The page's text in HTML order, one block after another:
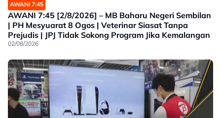
AWANI 7:45
AWANI 7:45 [2/8/2026] – MB Baharu Negeri Sembilan
| PH Mesyuarat 8 Ogos | Veterinar Siasat Tanpa
Prejudis | JPJ Tidak Sokong Program Jika Kemalangan
02/08/2026